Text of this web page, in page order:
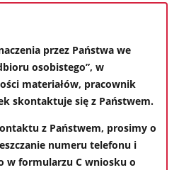
przez Państwa we
osobistego”, w
materiałów, pracownik
skontaktuje się z Państwem.
z Państwem, prosimy o
numeru telefonu i
w formularzu C wniosku o